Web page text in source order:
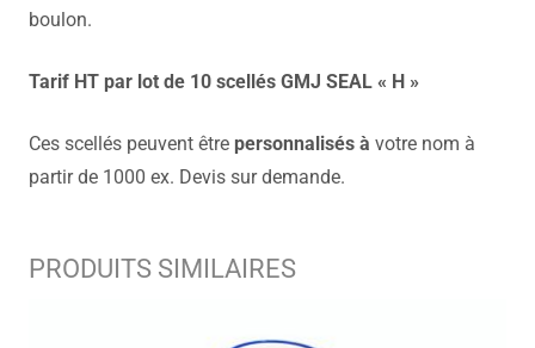
boulon.
Tarif HT par lot de 10 scellés GMJ SEAL « H »
Ces scellés peuvent être personnalisés à votre nom à
partir de 1000 ex. Devis sur demande.
PRODUITS SIMILAIRES